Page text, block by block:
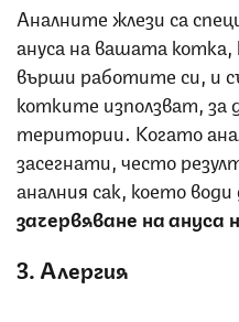
Аналните жлези са
ануса на вашата
върши работите си, и
котките използват, за
територии. Когато
засегнати, често
аналния сак, което води
зачервяване на
3. Алергия